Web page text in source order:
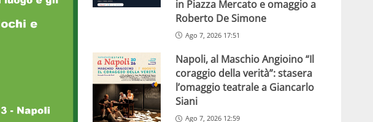
in Piazza Mercato e omaggio a
Roberto De Simone
Ago 7, 2026 17:51
Napoli, al Maschio Angioino “Il
coraggio della verità”: stasera
l’omaggio teatrale a Giancarlo
Siani
Ago 7, 2026 12:59